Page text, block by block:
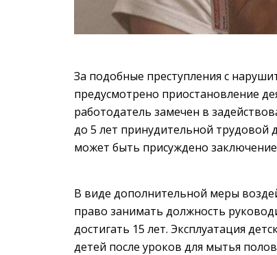
За подобные преступления с
предусмотрено приостановление
работодатель замечен в
до 5 лет принудительной трудовой
может быть присуждено заключение
В виде дополнительной меры
право занимать должность
достигать 15 лет. Эксплуатация
детей после уроков для мытья